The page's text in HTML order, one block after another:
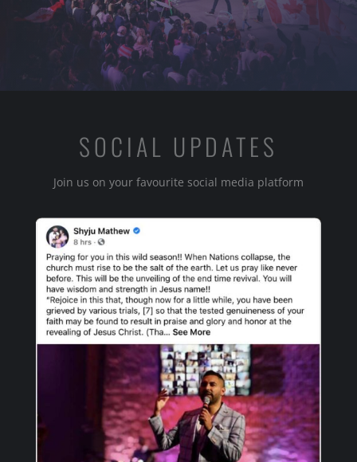
SOCIAL UPDATES
Join us on your favourite social media platform